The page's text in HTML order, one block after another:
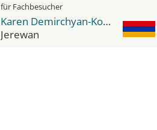
für Fachbesucher
Karen Demirchyan-Komplex
Jerewan